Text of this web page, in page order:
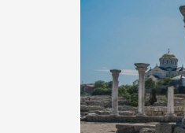
візантійської
культурної
Офіційно – на
влада в Україні